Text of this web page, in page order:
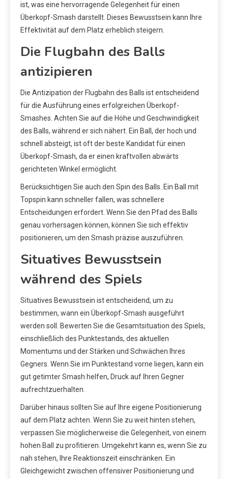
ist, was eine hervorragende Gelegenheit für einen
Überkopf-Smash darstellt. Dieses Bewusstsein kann Ihre
Effektivität auf dem Platz erheblich steigern.
Die Flugbahn des Balls
antizipieren
Die Antizipation der Flugbahn des Balls ist entscheidend
für die Ausführung eines erfolgreichen Überkopf-
Smashes. Achten Sie auf die Höhe und Geschwindigkeit
des Balls, während er sich nähert. Ein Ball, der hoch und
schnell absteigt, ist oft der beste Kandidat für einen
Überkopf-Smash, da er einen kraftvollen abwärts
gerichteten Winkel ermöglicht.
Berücksichtigen Sie auch den Spin des Balls. Ein Ball mit
Topspin kann schneller fallen, was schnellere
Entscheidungen erfordert. Wenn Sie den Pfad des Balls
genau vorhersagen können, können Sie sich effektiv
positionieren, um den Smash präzise auszuführen.
Situatives Bewusstsein
während des Spiels
Situatives Bewusstsein ist entscheidend, um zu
bestimmen, wann ein Überkopf-Smash ausgeführt
werden soll. Bewerten Sie die Gesamtsituation des Spiels,
einschließlich des Punktestands, des aktuellen
Momentums und der Stärken und Schwächen Ihres
Gegners. Wenn Sie im Punktestand vorne liegen, kann ein
gut getimter Smash helfen, Druck auf Ihren Gegner
aufrechtzuerhalten.
Darüber hinaus sollten Sie auf Ihre eigene Positionierung
auf dem Platz achten. Wenn Sie zu weit hinten stehen,
verpassen Sie möglicherweise die Gelegenheit, von einem
hohen Ball zu profitieren. Umgekehrt kann es, wenn Sie zu
nah stehen, Ihre Reaktionszeit einschränken. Ein
Gleichgewicht zwischen offensiver Positionierung und